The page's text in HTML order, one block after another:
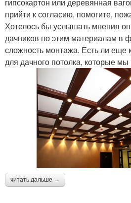
гипсокартон или деревянная
прийти к согласию, помогите,
Хотелось бы услышать мнения
дачников по этим материалам в
сложность монтажа. Есть ли еще
для дачного потолка, которые
читать дальше →